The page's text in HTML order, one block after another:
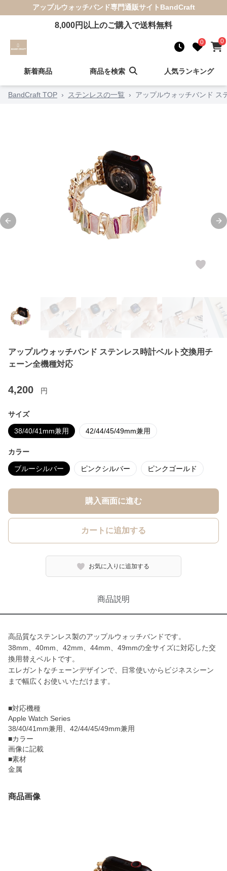
アップルウォッチバンド専門通販サイト BandCraft
8,000円以上のご購入で送料無料
0 0
新着商品 商品を検索 人気ランキング
BandCraft TOP › ステンレスの一覧 › アップルウォッチバンド ス
Previous slide
アップルウォッチバンド ステンレス時計ベルト交換用チ
ェーン全機種対応
4,200 円
サイズ
38/40/41mm兼用 42/44/45/49mm兼用
カラー
ブルーシルバー ピンクシルバー ピンクゴールド
購入画面に進む
カートに追加する
お気に入りに追加する
商品説明
高品質なステンレス製のアップルウォッチバンドです。
38mm、40mm、42mm、44mm、49mmの全サイズに対応した交
換用替えベルトです。
エレガントなチェーンデザインで、日常使いからビジネスシーン
まで幅広くお使いいただけます。
■対応機種
Apple Watch Series
38/40/41mm兼用、42/44/45/49mm兼用
■カラー
画像に記載
■素材
金属
商品画像